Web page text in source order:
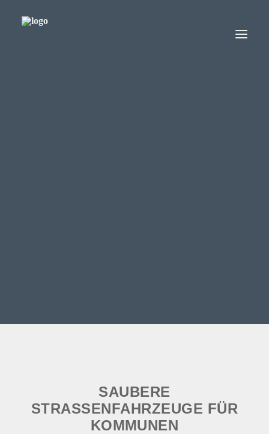
SAUBERE
STRASSENFAHRZEUGE FÜR K
OMMUNEN